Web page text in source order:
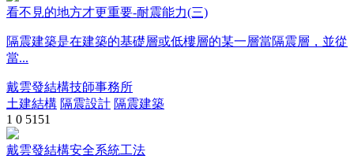
看不見的地方才更重要-耐震能力(三)
隔震建築是在建築的基礎層或低樓層的某一層當隔震層，並從
當...
戴雲發結構技師事務所
土建結構 隔震設計 隔震建築
1 0 5151
戴雲發結構安全系統工法